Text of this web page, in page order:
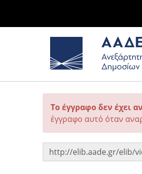
Το έγγραφο δεν έχει
έγγραφο αυτό όταν